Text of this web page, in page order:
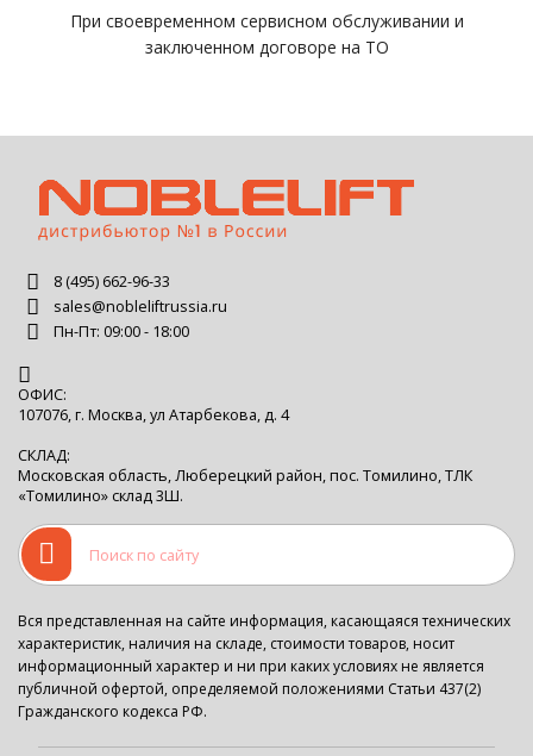
При своевременном сервисном обслуживании и
заключенном договоре на ТО
8 (495) 662-96-33
sales@nobleliftrussia.ru
Пн-Пт: 09:00 - 18:00
ОФИС:
107076, г. Москва, ул Атарбекова, д. 4
СКЛАД:
Московская область, Люберецкий район, пос. Томилино, ТЛК
«Томилино» склад 3Ш.
Вся представленная на сайте информация, касающаяся технических
характеристик, наличия на складе, стоимости товаров, носит
информационный характер и ни при каких условиях не является
публичной офертой, определяемой положениями Статьи 437(2)
Гражданского кодекса РФ.